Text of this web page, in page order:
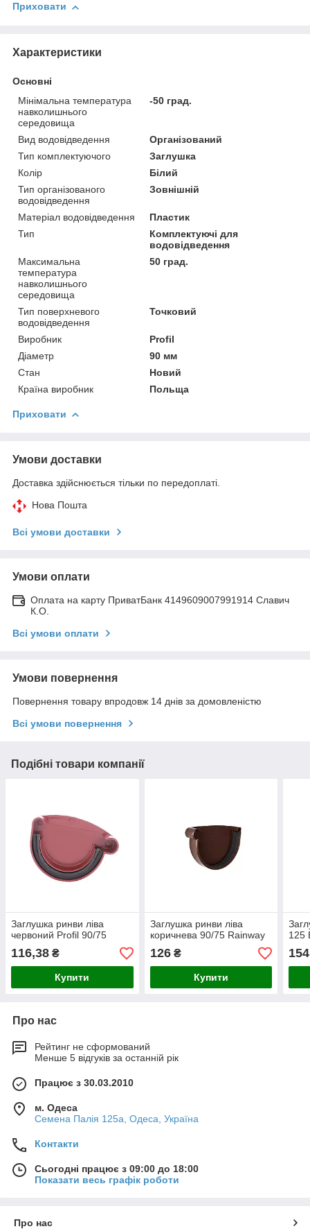
Приховати
Характеристики
Основні
Мінімальна температура
навколишнього
середовища
-50 град.
Вид водовідведення
Організований
Тип комплектуючого
Заглушка
Колір
Білий
Тип організованого
водовідведення
Зовнішній
Матеріал водовідведення
Пластик
Тип
Комплектуючі для
водовідведення
Максимальна
температура
навколишнього
середовища
50 град.
Тип поверхневого
водовідведення
Точковий
Виробник
Profil
Діаметр
90 мм
Стан
Новий
Країна виробник
Польща
Приховати
Умови доставки
Доставка здійснюється тільки по передоплаті.
Нова Пошта
Всі умови доставки
Умови оплати
Оплата на карту ПриватБанк 4149609007991914 Славич
К.О.
Всі умови оплати
Умови повернення
Повернення товару впродовж 14 днів за домовленістю
Всі умови повернення
Подібні товари компанії
Заглушка ринви ліва
червоний Profil 90/75
116,38 ₴
Купити
Заглушка ринви ліва
коричнева 90/75 Rainway
126₴
Купити
125
Про нас
Рейтинг не сформований
Менше 5 відгуків за останній рік
Працює з 30.03.2010
м. Одеса
Семена Палія 125а, Одеса, Україна
Контакти
Сьогодні працює з 09:00 до 18:00
Показати весь графік роботи
Про нас